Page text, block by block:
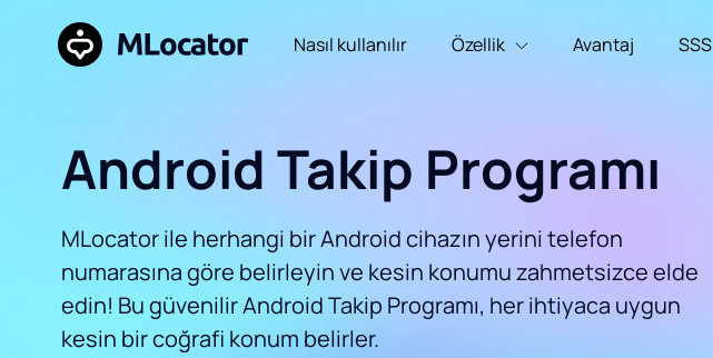
Nasıl kullanılır Özellik Avantaj SSS
Android Takip Programı
MLocator ile herhangi bir Android cihazın yerini telefon
numarasına göre belirleyin ve kesin konumu zahmetsizce elde
edin! Bu güvenilir Android Takip Programı, her ihtiyaca uygun
kesin bir coğrafi konum belirler.